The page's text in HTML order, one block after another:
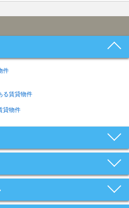
件
る賃貸物件
貸物件